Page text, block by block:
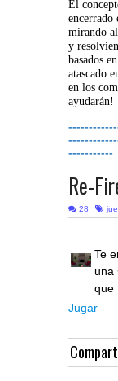
El
encerrado
mirando
y
basados
atascado
en los
ayudarán!
-----------
Re-
28
Te
una
que
Jugar